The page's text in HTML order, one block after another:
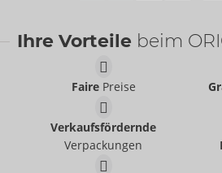
Ihre Vorteile beim
FairePreise
Verkaufsfördernde
Verpackungen